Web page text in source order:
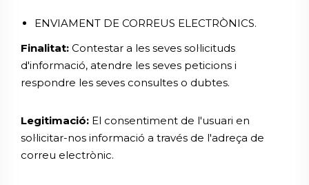
ENVIAMENT DE CORREUS ELECTRÒNICS.
Finalitat: Contestar a les seves sol·licituds
d'informació, atendre les seves peticions i
respondre les seves consultes o dubtes.
Legitimació: El consentiment de l'usuari en
sol·licitar-nos informació a través de l'adreça de
correu electrònic.